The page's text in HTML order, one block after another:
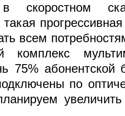
в скоростном
всем
комплекс
75% абонентской
по